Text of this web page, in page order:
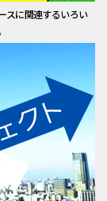
スに関連するいろい